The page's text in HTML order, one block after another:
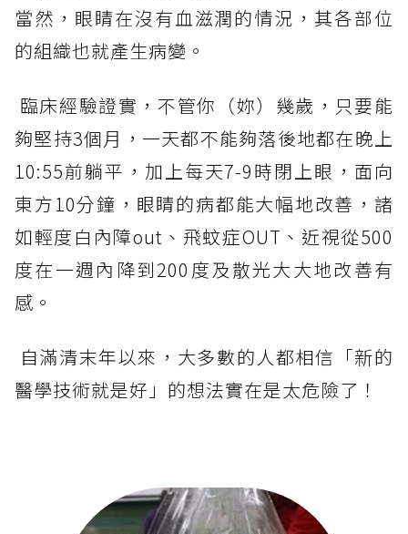
當然，眼睛在沒有血滋潤的情況，其各部位
的組織也就產生病變。
臨床經驗證實，不管你（妳）幾歲，只要能
夠堅持3個月，一天都不能夠落後地都在晚上
10:55前躺平，加上每天7-9時閉上眼，面向
東方10分鐘，眼睛的病都能大幅地改善，諸
如輕度白內障out、飛蚊症OUT、近視從500
度在一週內降到200度及散光大大地改善有
感。
自滿清末年以來，大多數的人都相信「新的
醫學技術就是好」的想法實在是太危險了！